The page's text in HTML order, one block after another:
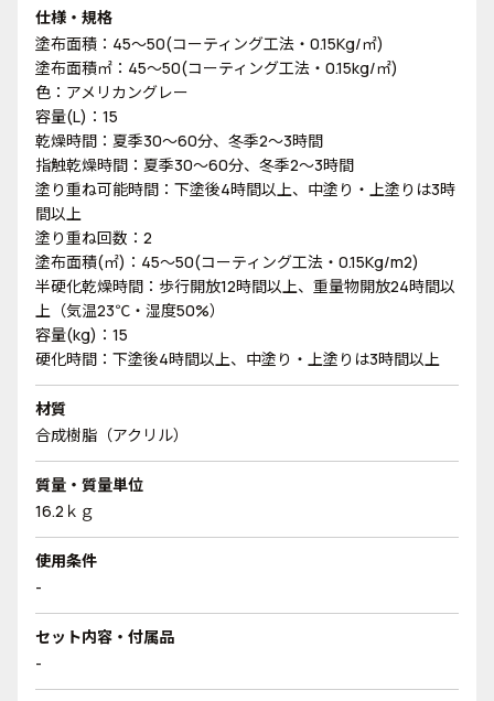
仕様・規格
塗布面積：45～50(コーティング工法・0.15Kg/㎡)
塗布面積㎡：45～50(コーティング工法・0.15kg/㎡)
色：アメリカングレー
容量(L)：15
乾燥時間：夏季30～60分、冬季2～3時間
指触乾燥時間：夏季30～60分、冬季2～3時間
塗り重ね可能時間：下塗後4時間以上、中塗り・上塗りは3時
間以上
塗り重ね回数：2
塗布面積(㎡)：45～50(コーティング工法・0.15Kg/m2)
半硬化乾燥時間：歩行開放12時間以上、重量物開放24時間以
上（気温23℃・湿度50%）
容量(kg)：15
硬化時間：下塗後4時間以上、中塗り・上塗りは3時間以上
材質
合成樹脂（アクリル）
質量・質量単位
16.2ｋｇ
使用条件
-
セット内容・付属品
-